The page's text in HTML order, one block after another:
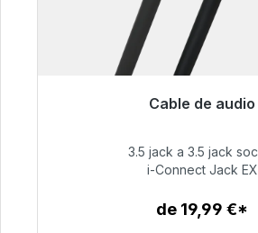
Cable de audio
Listo para envío inmediato,
51,99 €
3.5 jack a 3.5 jack
i-Connect Jack EX
de 19,99 €*